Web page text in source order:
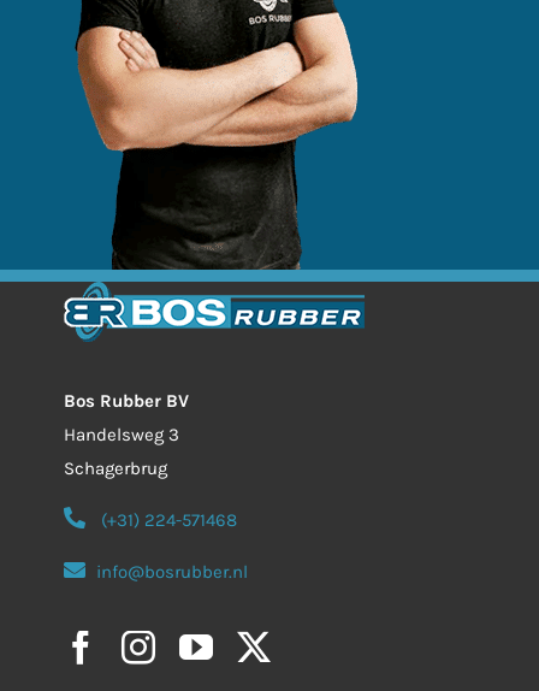
Bos Rubber BV
Handelsweg 3
Schagerbrug
(+31) 224-571468
info@bosrubber.nl